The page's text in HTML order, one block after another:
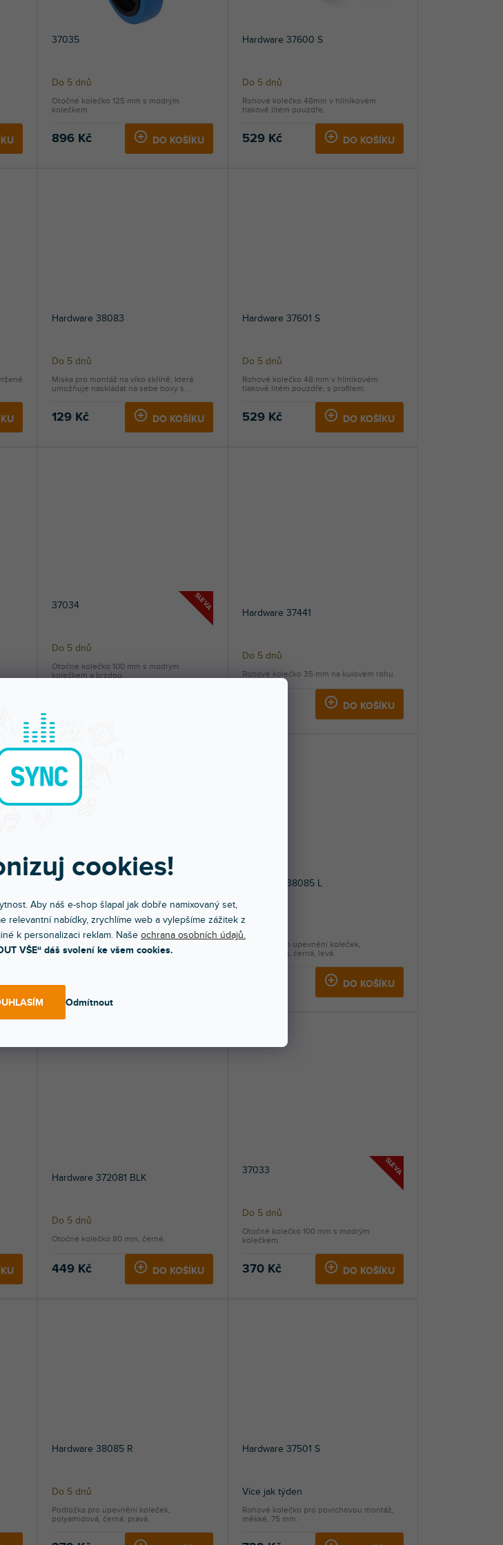
cookies!
Aby náš e-shop šlapal jak dobře namixovaný set,
relevantní nabídky, zrychlíme web a vylepšíme zážitek z
k personalizaci reklam. Naše ochrana osobních údajů.
VŠE“ dáš svolení ke všem cookies.
Odmítnout
37035
Do 5 dnů
896 Kč DO KOŠÍKU
Otočné kolečko 125 mm s modrým
kolečkem.
Hardware 37600 S
Do 5 dnů
529 Kč DO KOŠÍKU
Rohové kolečko 48mm v hliníkovém
tlakově litém pouzdře.
Hardware 38083
Do 5 dnů
129 Kč DO KOŠÍKU
Miska pro montáž na víko skříně, která
umožňuje naskládat na sebe boxy s...
Hardware 37601 S
Do 5 dnů
529 Kč DO KOŠÍKU
Rohové kolečko 48 mm v hliníkovém
tlakově litém pouzdře, s profilem.
SLEVA
37034
Do 5 dnů
Otočné kolečko 100 mm s modrým
kolečkem a brzdou.
Hardware 37441
Do 5 dnů
DO KOŠÍKU
Rohové kolečko 35 mm na kulovém rohu.
Hardware 372251
Do 5 dnů
479 Kč
Otočné kolečko 100 mm Heavy Duty se
zeleným kolečkem.
Hardware 38085 L
Do 5 dnů
DO KOŠÍKU
Podložka pro upevnění koleček,
polyamidová, černá, levá.
Hardware 372081 BLK
Do 5 dnů
449 Kč DO KOŠÍKU
Otočné kolečko 80 mm, černé.
SLEVA
37033
Do 5 dnů
370 Kč DO KOŠÍKU
Otočné kolečko 100 mm s modrým
kolečkem.
Hardware 38085 R
Do 5 dnů
Podložka pro upevnění koleček,
polyamidová, černá, pravá.
Hardware 37501 S
Více jak týden
Rohové kolečko pro povrchovou montáž,
měkké, 75 mm.